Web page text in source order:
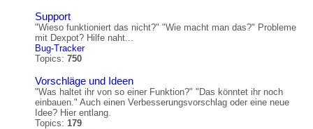
Support
"Wieso funktioniert das nicht?" "Wie macht man das?" Probleme
mit Dexpot? Hilfe naht...
Bug-Tracker
Topics: 750
Vorschläge und Ideen
"Was haltet ihr von so einer Funktion?" "Das könntet ihr noch
einbauen." Auch einen Verbesserungsvorschlag oder eine neue
Idee? Hier entlang.
Topics: 179